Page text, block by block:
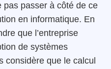
pas passer à côté de ce
en informatique. En
que l’entreprise
de systèmes
considère que le calcul